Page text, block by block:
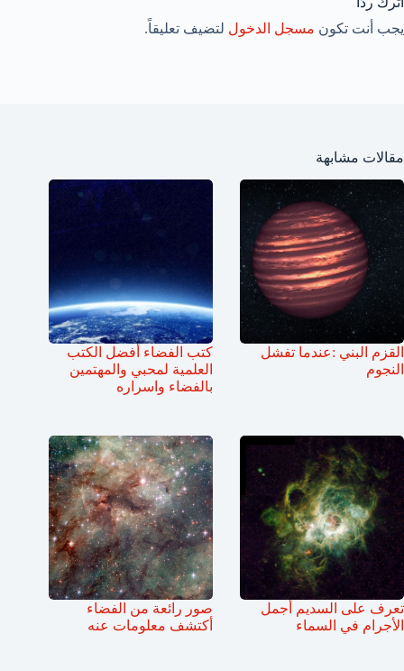
يجب أنت تكون مسجل الدخول لتضيف تعليقاً.
مقالات مشابهة
القزم البني :عندما تفشل
النجوم
كتب الفضاء أفضل الكتب
العلمية لمحبي والمهتمين
بالفضاء واسراره
تعرف على السديم أجمل
الأجرام في السماء
صور رائعة من الفضاء
أكتشف معلومات عنه